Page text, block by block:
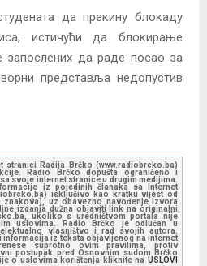
да прекину блокаду
истичући да блокирање
запослених да раде посао за
представља недопустив
Radija Brčko (www.radiobrcko.ba)
Radio Brčko dopušta ograničeno i
svoje internet stranice u drugim medijima.
iz pojedinih članaka sa Internet
isključivo kao kratku vijest od
uz obavezno navođenje izvora
izdanja dužna objaviti link na originalni
ukoliko s uredništvom portala nije
uslovima. Radio Brčko je odlučan u
vlasništvo i rad svojih autora.
iz teksta objavljenog na internet
suprotno ovim pravilima, protiv
postupak pred Osnovnim sudom Brčko
o uslovima korištenja kliknite na USLOVI